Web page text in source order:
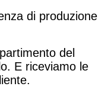
di produzione
del
E riceviamo le